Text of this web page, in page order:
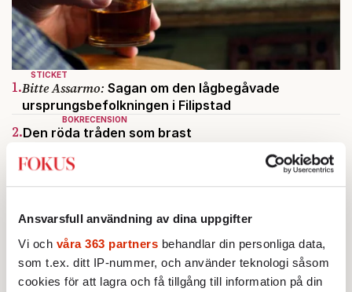
Ansvarsfull användning av dina uppgifter
Vi och våra 363 partners behandlar din personliga data,
som t.ex. ditt IP-nummer, och använder teknologi såsom
cookies för att lagra och få tillgång till information på din
STICKET
1.Bitte Assarmo: Sagan om den lågbegåvade
ursprungsbefolkningen i Filipstad
BOKRECENSION
2.Den röda tråden som brast
KRÖNIKA
3.Frans Wachtmeister:
Ja, AC är ett hot mot den
franska civilisationen
4.Nina Lekander:På ”Kommunisthögskolan” drömde
KRÖNIKA
5.Sakine Madon:Efter islamistdådet oroar sig
vänstern för Agnes Wold